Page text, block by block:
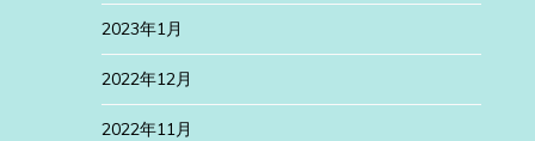
2023年1月
2022年12月
2022年11月